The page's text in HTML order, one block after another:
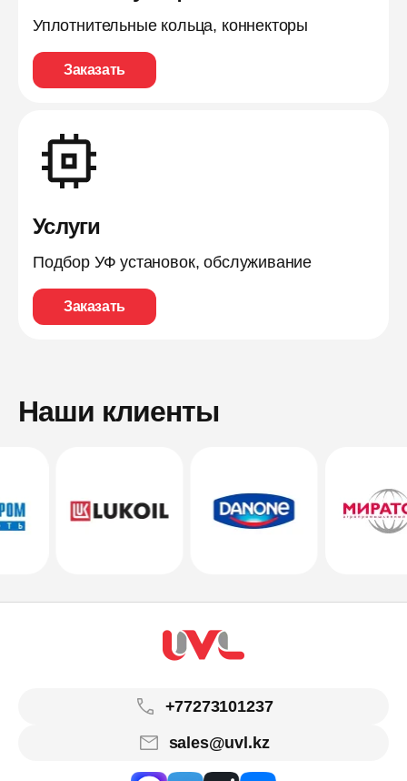
Уплотнительные кольца, коннекторы
Заказать
Услуги
Подбор УФ установок, обслуживание
Заказать
Наши клиенты
+77273101237
sales@uvl.kz